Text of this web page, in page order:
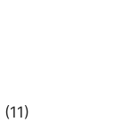
(11)